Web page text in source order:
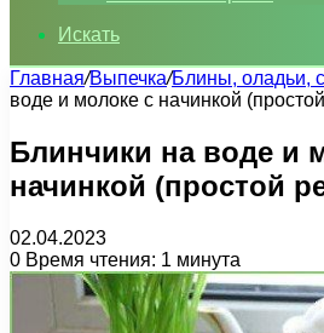
Искать
Главная/Выпечка/Блины, оладьи,
воде и молоке с начинкой
Блинчики на воде и
начинкой (простой
02.04.2023
0 Время чтения: 1 минута